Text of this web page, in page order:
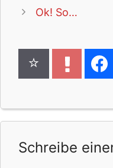
Ok! So…
Schreibe